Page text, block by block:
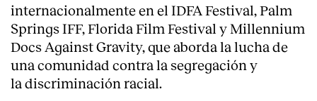
internacionalmente en el IDFA Festival, Palm
Springs IFF, Florida Film Festival y Millennium
Docs Against Gravity, que aborda la lucha de
una comunidad contra la segregación y
la discriminación racial.